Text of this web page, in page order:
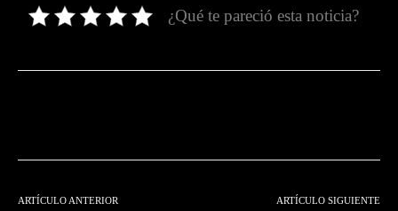
¿Qué te pareció esta noticia?
ARTÍCULO ANTERIOR ARTÍCULO SIGUIENTE